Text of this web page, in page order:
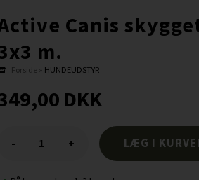
Canis
m.
Forside HUNDEUDSTYR
DKK
- +